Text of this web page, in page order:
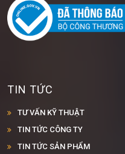
TIN TỨC CÔNG TY
TIN TỨC SẢN PHẨM